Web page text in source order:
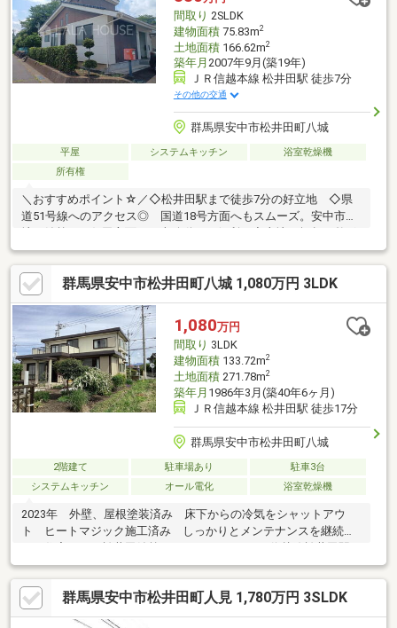
っております♪お家のこと、すべて木ノ葉プランニングにお任せく
ださい＾＾
間取り 2SLDK
建物面積75.83m2
土地面積166.62m2
築年月 2007年9月(築19年)
ＪＲ信越本線 松井田駅 徒歩7分
その他の交通
群馬県安中市松井田町八城
平屋 システムキッチン
浴室乾燥機
所有権
＼おすすめポイント☆／◇松井田駅まで徒歩7分の好立地 ◇県
道51号線へのアクセス◎ 国道18号方面へもスムーズ。安中市街
地 駐車場は2台まで並列駐車が可能で、毎日の車の出し入れも快
適。◇建物は人気の平屋で非常にキレイ 暮らしやすいワンフロ
ア。閑静な住宅街に位置し、周辺は交通量も少なく落ち着いた住
環境。◇西側付属物として収納たっぷりの倉庫あり 1階は収納
力に優れた物置、2階は居住スペース。収納と居住を分けて使える
使い勝手の良さが魅力。【備考】※本物件西側倉庫の建築敷地は
借地権になります。
群馬県安中市松井田町八城 1,080万円 3LDK
1,080万円
間取り 3LDK
建物面積133.72m2
土地面積271.78m2
築年月 1986年3月(築40年6ヶ月)
ＪＲ信越本線 松井田駅 徒歩17分
群馬県安中市松井田町八城
2階建て 駐車場あり
駐車3台
システムキッチン
オール電化 浴室乾燥機
2023年 外壁、屋根塗装済み 床下からの冷気をシャットアウ
ト ヒートマジック施工済み しっかりとメンテナンスを継続さ
れた住宅です 松井田妙義インターより3ｋｍ 信越線松井田駅よ
り徒歩17分 妙義山 浅間山の眺望が美しいエリアです
群馬県安中市松井田町人見 1,780万円 3SLDK